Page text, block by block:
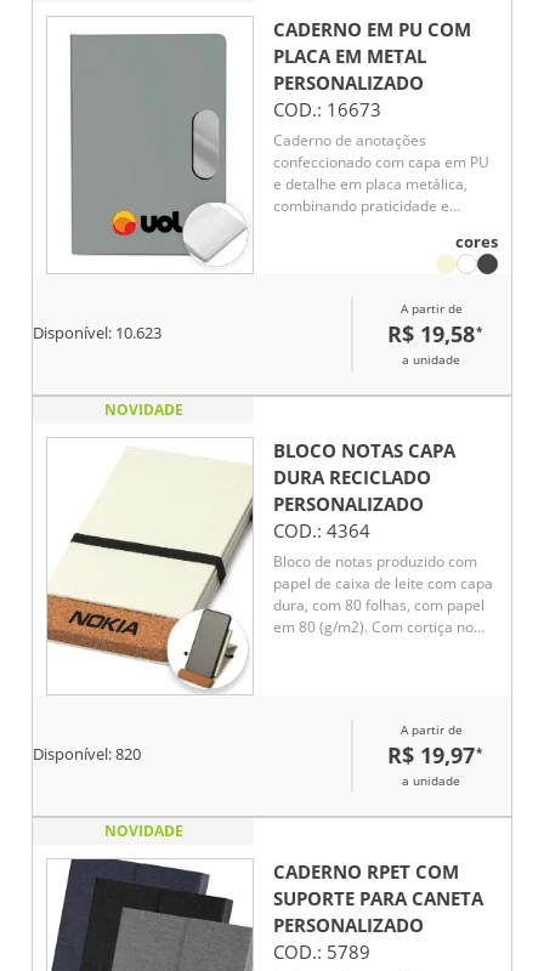
CADERNO EM PU COM
PLACA EM METAL
PERSONALIZADO
COD.: 16673
Caderno de anotações
confeccionado com capa em PU
e detalhe em placa metálica,
combinando praticidade e
80 folhas pautadas em papel 70
g/m², ideais para registros,
dia. Uma excelente opção de
brinde corporativo para
fortalecer a visibilidade da
cores
Disponível: 10.623
A partir de
R$ 19,58*
a unidade
NOVIDADE
BLOCO NOTAS CAPA
DURA RECICLADO
PERSONALIZADO
COD.: 4364
Bloco de notas produzido com
papel de caixa de leite com capa
dura, com 80 folhas, com papel
em 80 (g/m2). Com cortiça no
Disponível:820
A partir de
R$ 19,97*
a unidade
NOVIDADE
CADERNO RPET COM
SUPORTE PARA CANETA
PERSONALIZADO
COD.: 5789